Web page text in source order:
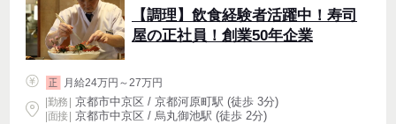
【調理】飲食経験者活躍中！寿司
屋の正社員！創業50年企業
正
月給24万円～27万円
|勤務 京都市中京区 / 京都河原町駅 (徒歩 3分)
| 面接 | 京都市中京区 / 烏丸御池駅 (徒歩 2分)